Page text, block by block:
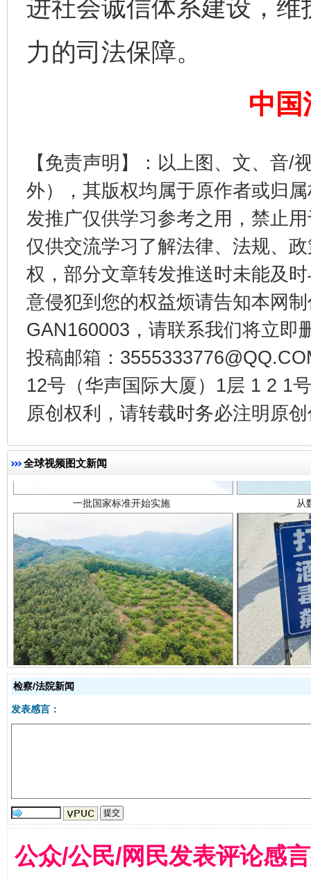
进社会诚信体系建设，
力的司法保障。
中国
【免责声明】：以上图、文、音/
外），其版权均属于原作者或归
发推广仅供学习参考之用，禁止
仅供交流学习了解法律、法规、
权，部分文章转发推送时未能及
意侵犯到您的权益烦请告知本网
GAN160003，请联系我们将立即
投稿邮箱：
12号（华声国际大厦）1层 1 2 1
原创权利，请转载时务必注明原
全球视频图文新闻
完善运行机制助力责任有效落实
法徽映军营 权益有保障
以产业富民促振兴 酒驾
从幼儿园到大学，有这些资助 “
检察/法院新闻
发表感言：
公众/公民/网民发表评论感